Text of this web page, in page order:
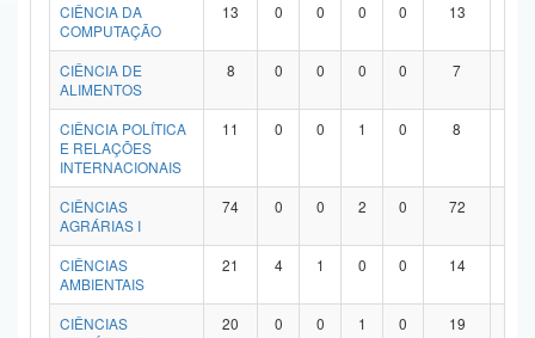
Banco Central do Brasil
CIÊNCIA DA
COMPUTAÇÃO
13 0 0 0 0 13
CIÊNCIA DE
ALIMENTOS
8 0 0 0 0 7
CIÊNCIA POLÍTICA
E RELAÇÕES
INTERNACIONAIS
11 0 0 1 0 8
CIÊNCIAS
AGRÁRIAS I
74 0 0 2 0 72
CIÊNCIAS
AMBIENTAIS
21 4 1 0 0 14
CIÊNCIAS
20 0 0 1 0 19